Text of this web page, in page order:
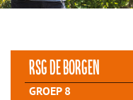
rsg de Borgen
GROEP 8